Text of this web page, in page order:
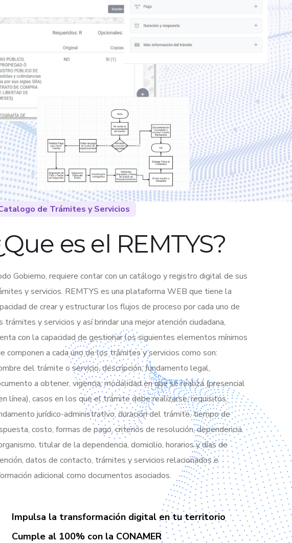
de Trámites y Servicios
es el REMTYS?
Gobierno, requiere contar con un catálogo y registro digital de sus
y servicios. REMTYS es una plataforma WEB que tiene la
de crear y estructurar los flujos de proceso por cada uno de
trámites y servicios y así brindar una mejor atención ciudadana,
con la capacidad de gestionar los siguientes elementos mínimos
componen a cada uno de los trámites y servicios como son:
del trámite o servicio, descripción, fundamento legal,
a obtener, vigencia, modalidad en que se realiza (presencial
línea), casos en los que el trámite debe realizarse, requisitos,
jurídico-administrativo, duración del trámite, tiempo de
costo, formas de pago, criterios de resolución, dependencia
titular de la dependencia, domicilio, horarios y días de
datos de contacto, trámites y servicios relacionados e
adicional como documentos asociados.
Impulsa la transformación digital en tu territorio
Cumple al 100% con la CONAMER